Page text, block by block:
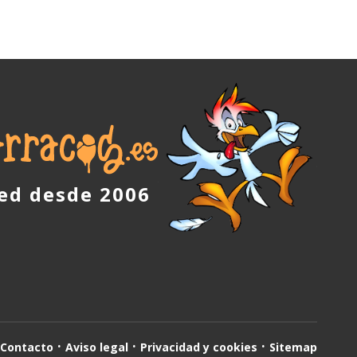
desde 2006
Contacto Aviso legal Privacidad y cookies Sitemap